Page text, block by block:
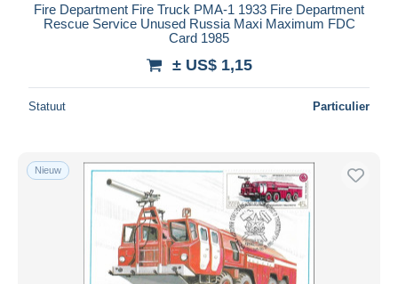
Fire Department Fire Truck PMA-1 1933 Fire Department
Rescue Service Unused Russia Maxi Maximum FDC
Card 1985
± US$ 1,15
Statuut Particulier
Nieuw